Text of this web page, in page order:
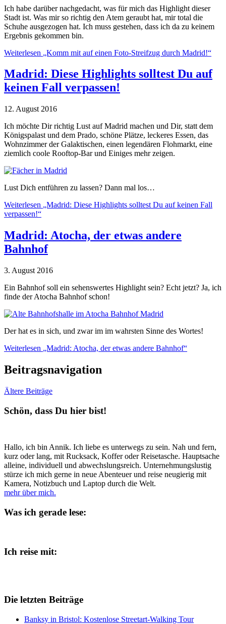
Ich habe darüber nachgedacht, was für mich das Highlight dieser
Stadt ist. Was mir so richtig den Atem geraubt hat, mir total die
Schuhe ausgezogen hat. Ich muss gestehen, dass ich da zu keinem
Ergebnis gekommen bin.
Weiterlesen „Komm mit auf einen Foto-Streifzug durch Madrid!“
Madrid: Diese Highlights solltest Du auf
keinen Fall verpassen!
12. August 2016
Ich möchte Dir richtig Lust auf Madrid machen und Dir, statt dem
Königspalast und dem Prado, schöne Plätze, leckeres Essen, das
Wohnzimmer der Galaktischen, einen legendären Flohmarkt, eine
ziemlich coole Rooftop-Bar und Einiges mehr zeigen.
Lust Dich entführen zu lassen? Dann mal los…
Weiterlesen „Madrid: Diese Highlights solltest Du auf keinen Fall
verpassen!“
Madrid: Atocha, der etwas andere
Bahnhof
3. August 2016
Ein Bahnhof soll ein sehenswertes Highlight sein? Echt jetzt? Ja, ich
finde der Atocha Bahnhof schon!
Der hat es in sich, und zwar im im wahrsten Sinne des Wortes!
Weiterlesen „Madrid: Atocha, der etwas andere Bahnhof“
Beitragsnavigation
Ältere Beiträge
Schön, dass Du hier bist!
Hallo, ich bin Annik. Ich liebe es unterwegs zu sein. Nah und fern,
kurz oder lang, mit Rucksack, Koffer oder Reisetasche. Hauptsache
alleine, individuell und abwechslungsreich. Unternehmungslustig
stürze ich mich gerne in neue Abenteuer und reise neugierig mit
Kamera, Notizbuch und Laptop durch die Welt.
mehr über mich.
Was ich gerade lese:
Ich reise mit:
Die letzten Beiträge
Banksy in Bristol: Kostenlose Streetart-Walking Tour